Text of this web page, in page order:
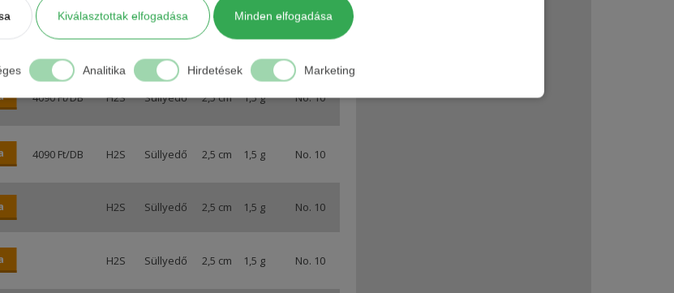
Kiválasztottak elfogadása Minden elfogadása
Analitika Hirdetések Marketing
4090 Ft/DB H2S Süllyedő 2,5 cm 1,5 g No. 10
4090 Ft/DB H2S Süllyedő 2,5 cm 1,5 g No. 10 0,5 m BSS
4090 Ft/DB H2S Süllyedő 2,5 cm 1,5 g No. 10
H2S Süllyedő 2,5 cm 1,5 g No. 10
H2S Süllyedő 2,5 cm 1,5 g No. 10